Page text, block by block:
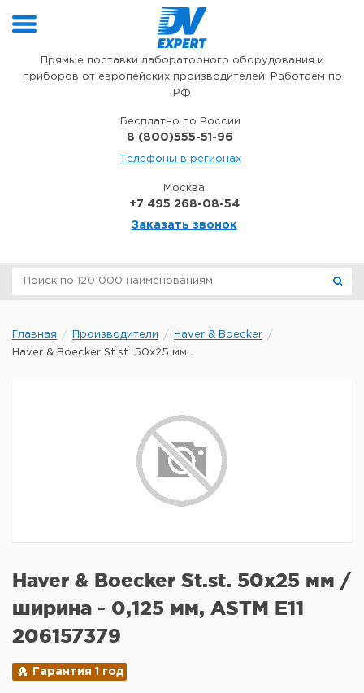
Прямые поставки лабораторного оборудования и
приборов от европейских производителей. Работаем по
РФ
Бесплатно по России
8 (800)555-51-96
Телефоны в регионах
Москва
+7 495 268-08-54
Заказать звонок
Главная Производители
Haver & Boecker
Haver & Boecker St.st. 50x25 мм...
Haver & Boecker St.st. 50x25 мм /
ширина - 0,125 мм, ASTM E11
206157379
Гарантия 1 год